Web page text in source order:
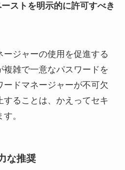
ストを明示的に許可すべき
ージャーの使用を促進する
複雑で一意なパスワードを
ドマネージャーが不可欠
することは、かえってセキ
。
な推奨